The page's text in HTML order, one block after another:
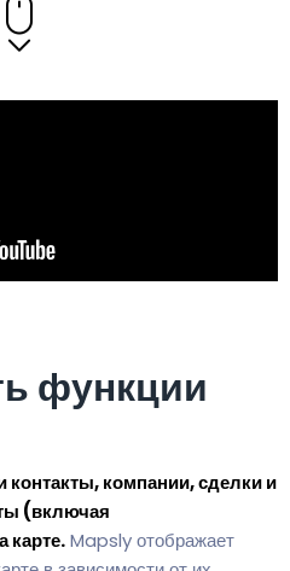
функции
контакты, компании, сделки и
(включая
карте.Mapsly отображает